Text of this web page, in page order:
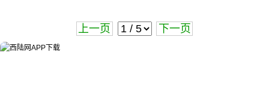
上一页 下一页